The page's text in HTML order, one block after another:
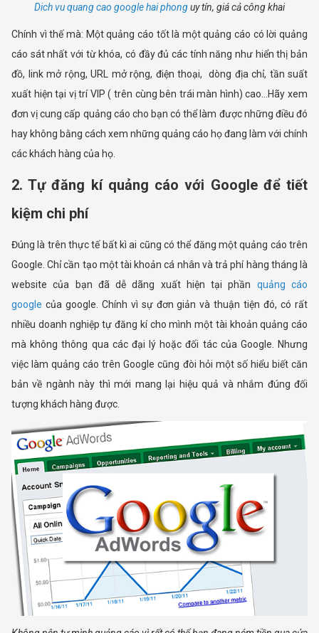
Dich vu quang cao google hai phonguy tín, giá cả công khai
Chính vì thế mà: Một quảng cáo tốt là một quảng cáo có lời quảng
cáo sát nhất với từ khóa, có đầy đủ các tính năng như hiển thị bản
đồ, link mở rộng, URL mở rộng, điện thoại, dòng địa chỉ, tần suất
xuất hiện tại vị trí VIP ( trên cùng bên trái màn hình) cao…Hãy xem
đơn vị cung cấp quảng cáo cho bạn có thể làm được những điều đó
hay không bằng cách xem những quảng cáo họ đang làm với chính
các khách hàng của họ.
2. Tự đăng kí quảng cáo với Google để tiết
kiệm chi phí
Đúng là trên thực tế bất kì ai cũng có thể đăng một quảng cáo trên
Google. Chỉ cần tạo một tài khoản cá nhân và trả phí hàng tháng là
website của bạn đã dễ dãng xuất hiện tại phần quảng cáo
google của google. Chính vì sự đơn giản và thuận tiện đó, có rất
nhiều doanh nghiệp tự đăng kí cho mình một tài khoản quảng cáo
mà không thông qua các đại lý hoặc đối tác của Google. Nhưng
việc làm quảng cáo trên Google cũng đòi hỏi một số hiểu biết căn
bản về ngành này thì mới mang lại hiệu quả và nhắm đúng đối
tượng khách hàng được.